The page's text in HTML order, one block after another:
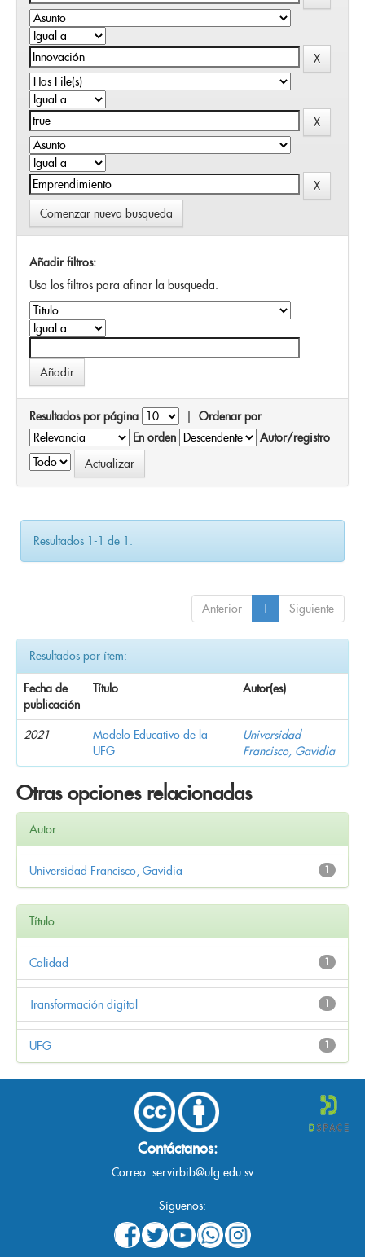
Comenzar nueva busqueda
Añadir filtros:
Usa los filtros para afinar la busqueda.
Resultados por página | Ordenar por
En orden
Autor/registro
Resultados 1-1 de 1.
Anterior 1 Siguiente
Resultados por ítem:
Fecha de
publicación
Título Autor(es)
2021
Modelo Educativo de la
UFG
Universidad
Francisco, Gavidia
Otras opciones relacionadas
Autor
1
Universidad Francisco, Gavidia
Título
1
Calidad
1
Transformación digital
1
UFG
Contáctanos:
Correo: servirbib@ufg.edu.sv
Síguenos: